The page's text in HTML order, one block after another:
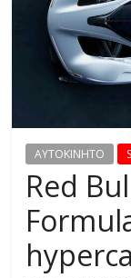
S
SAYTOKINHTO
Red